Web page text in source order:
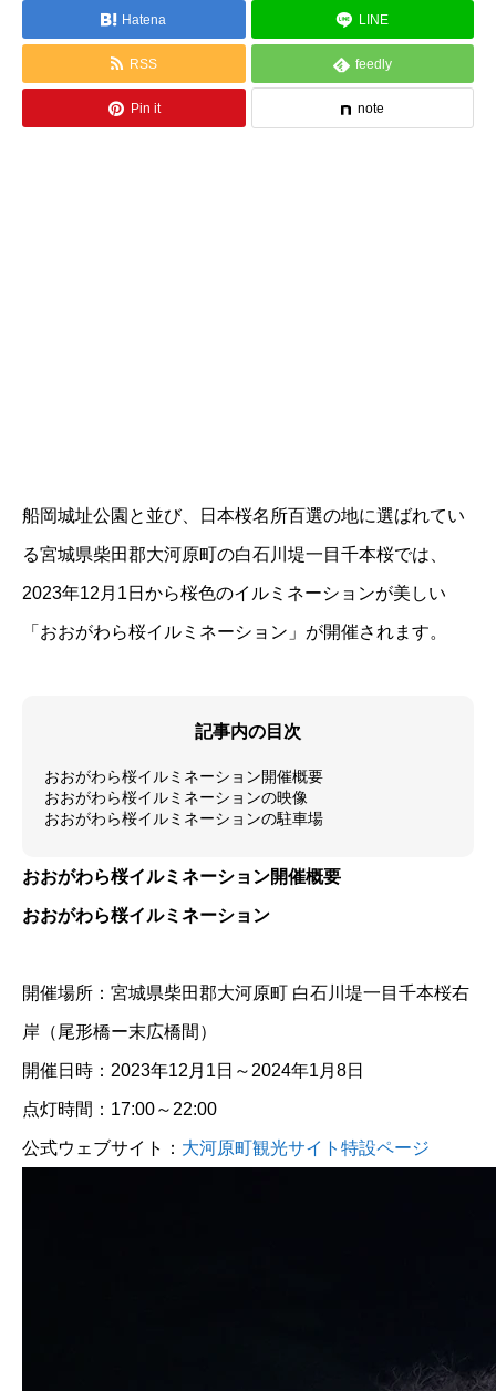
Hatena LINE
RSS feedly
Pin it note
船岡城址公園と並び、日本桜名所百選の地に選ばれてい
る宮城県柴田郡大河原町の白石川堤一目千本桜では、
2023年12月1日から桜色のイルミネーションが美しい
「おおがわら桜イルミネーション」が開催されます。
記事内の目次
おおがわら桜イルミネーション開催概要
おおがわら桜イルミネーションの映像
おおがわら桜イルミネーションの駐車場
おおがわら桜イルミネーション開催概要
おおがわら桜イルミネーション
開催場所：宮城県柴田郡大河原町 白石川堤一目千本桜右
岸（尾形橋ー末広橋間）
開催日時：2023年12月1日～2024年1月8日
点灯時間：17:00～22:00
公式ウェブサイト： 大河原町観光サイト特設ページ